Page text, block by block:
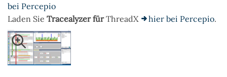
bei Percepio
Laden Sie Tracealyzer fürThreadX hier bei Percepio.